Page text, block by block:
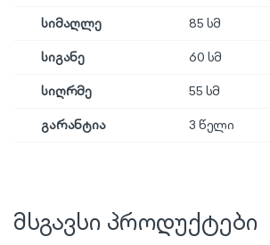
სიმაღლე
85 სმ
სიგანე
60 სმ
სიღრმე
55 სმ
გარანტია
3 წელი
მსგავსი პროდუქტები